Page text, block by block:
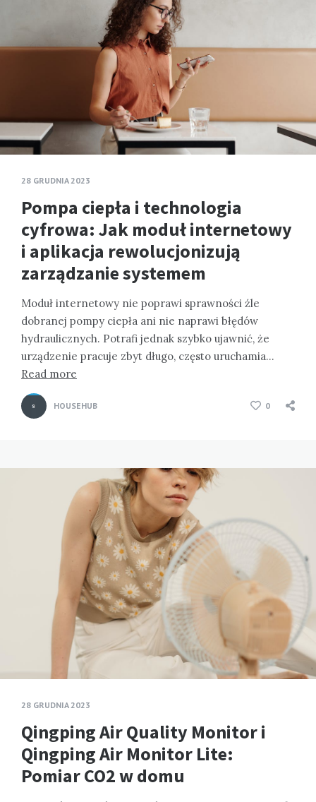
28 GRUDNIA 2023
Pompa ciepła i technologia
cyfrowa: Jak moduł internetowy
i aplikacja rewolucjonizują
zarządzanie systemem
Moduł internetowy nie poprawi sprawności źle
dobranej pompy ciepła ani nie naprawi błędów
hydraulicznych. Potrafi jednak szybko ujawnić, że
urządzenie pracuje zbyt długo, często uruchamia…
Read more
HOUSEHUB 0
28 GRUDNIA 2023
Qingping Air Quality Monitor i
Qingping Air Monitor Lite:
Pomiar CO2 w domu